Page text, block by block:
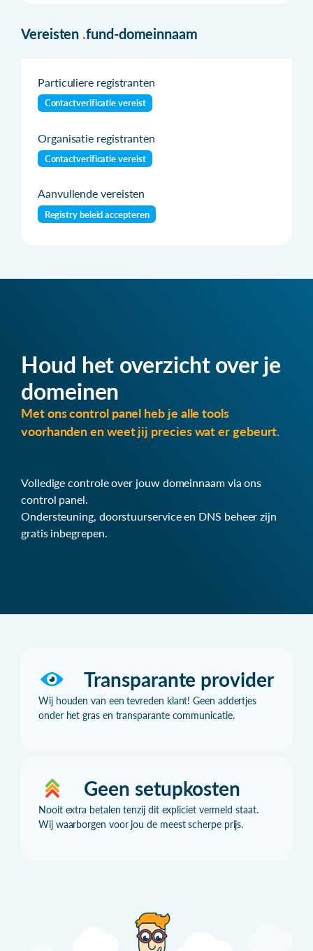
Vereisten .fund-domeinnaam
Particuliere registranten
Contactverificatie vereist
Organisatie registranten
Contactverificatie vereist
Aanvullende vereisten
Registry beleid accepteren
Houd het overzicht over je
domeinen
Met ons control panel heb je alle tools
voorhanden en weet jij precies wat er gebeurt.
Volledige controle over jouw domeinnaam via ons
control panel.
Ondersteuning, doorstuurservice en DNS beheer zijn
gratis inbegrepen.
Transparante provider
Wij houden van een tevreden klant! Geen addertjes
onder het gras en transparante communicatie.
Geen setupkosten
Nooit extra betalen tenzij dit expliciet vermeld staat.
Wij waarborgen voor jou de meest scherpe prijs.